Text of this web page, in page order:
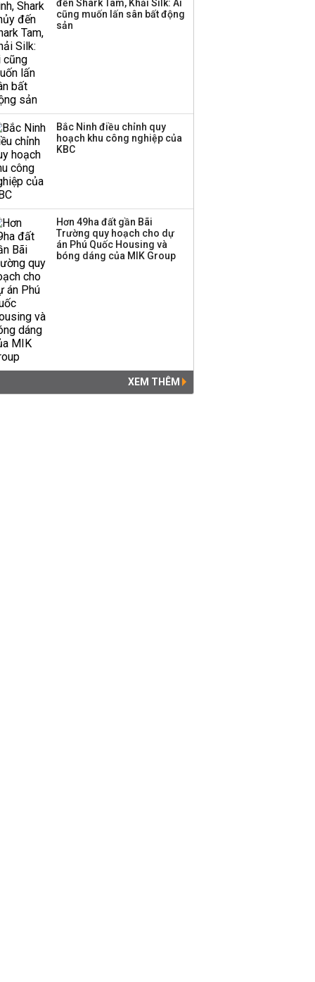
đến Shark Tam, Khải Silk: Ai
cũng muốn lấn sân bất động
sản
Bắc Ninh điều chỉnh quy
hoạch khu công nghiệp của
KBC
Hơn 49ha đất gần Bãi
Trường quy hoạch cho dự
án Phú Quốc Housing và
bóng dáng của MIK Group
XEM THÊM